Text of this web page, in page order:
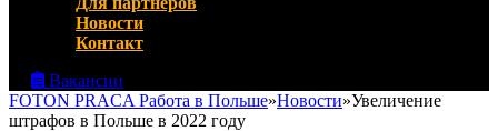
Новости
Контакт
Вакансии
FOTON PRACA Работа в Польше»Новости»Увеличение
штрафов в Польше в 2022 году